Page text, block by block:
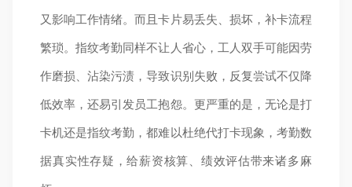
又影响工作情绪。而且卡片易丢失、损坏，补卡流程
繁琐。指纹考勤同样不让人省心，工人双手可能因劳
作磨损、沾染污渍，导致识别失败，反复尝试不仅降
低效率，还易引发员工抱怨。更严重的是，无论是打
卡机还是指纹考勤，都难以杜绝代打卡现象，考勤数
据真实性存疑，给薪资核算、绩效评估带来诸多麻